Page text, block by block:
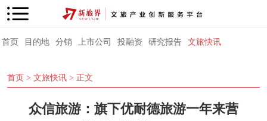
首页 目的地 分销 上市公司 投融资 研究报告 文旅快讯
首页 > 文旅快讯 > 正文
众信旅游：旗下优耐德旅游一年来营